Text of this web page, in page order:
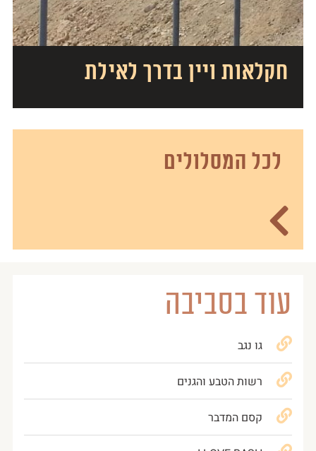
חקלאות ויין בדרך לאילת
לכל המסלולים
עוד בסביבה
גו נגב
רשות הטבע והגנים
קסם המדבר